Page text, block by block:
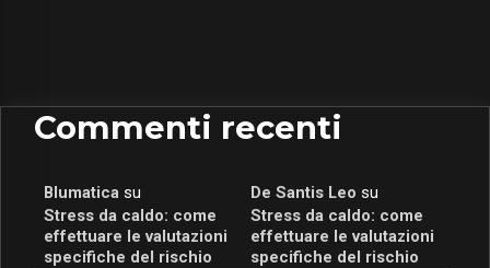
Commenti recenti
Blumaticasu
Stress da caldo: come
effettuare le valutazioni
specifiche del rischio
De Santis Leo su
Stress da caldo: come
effettuare le valutazioni
specifiche del rischio